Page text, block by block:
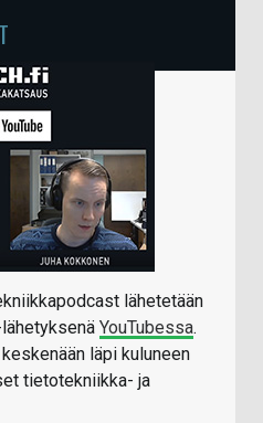
lähetetään
YouTubessa.
läpi kuluneen
tietotekniikka- ja